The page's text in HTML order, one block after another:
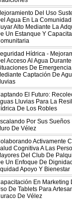
Del Uso
Agua En La
Alto Mediante La
Un Estanque Y
Hídrica -
Acceso Al Agua Durante
De Emergencia
Captación De
El Futuro:
Lluvias Para La
De Los Robles
Por Sus Sueños
De Vélez
Activamente
Cognitiva A Las
Del Club De
Un Enfoque De
Apoyo Y Bienestar
En Marketing
De Tablets Para
De Vélez